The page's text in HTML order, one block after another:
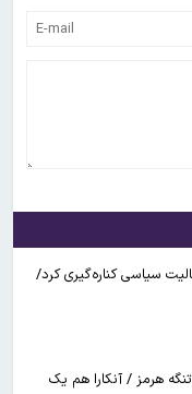
سیاسی کناره‌گیری کرد/
هرمز / آنکارا هم یک